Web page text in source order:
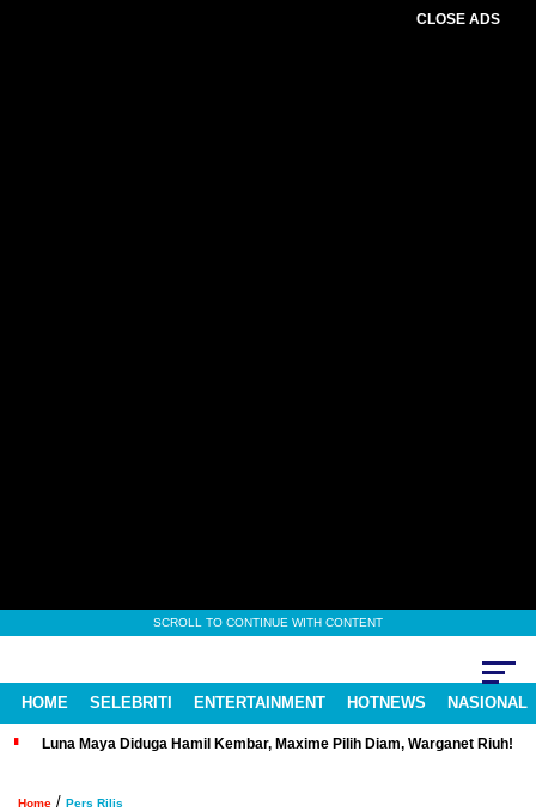
CLOSE ADS
SCROLL TO CONTINUE WITH CONTENT
HOME SELEBRITI ENTERTAINMENT HOTNEWS NASIONAL
Luna Maya Diduga Hamil Kembar, Maxime Pilih Diam, Warganet Riuh!
Home / Pers Rilis